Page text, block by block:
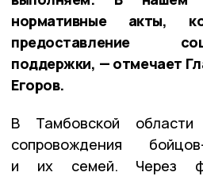
нормативные акты,
предоставление
поддержки, — отмечает
Егоров.
В Тамбовской
сопровождения
и их семей. Через